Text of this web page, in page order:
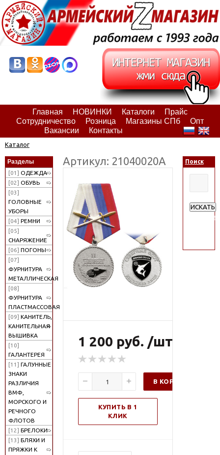
Главная НОВИНКИ Каталоги
Прайс
Сотрудничество
Розница Магазины СПб
Опт
Вакансии
Контакты
Каталог
Разделы
[01] ОДЕЖДА
[02] ОБУВЬ
[03]
ГОЛОВНЫЕ
УБОРЫ
[04] РЕМНИ
[05]
СНАРЯЖЕНИЕ
[06] ПОГОНЫ
[07]
ФУРНИТУРА
МЕТАЛЛИЧЕСКАЯ
[08]
ФУРНИТУРА
ПЛАСТМАССОВАЯ
[09] КАНИТЕЛЬ,
КАНИТЕЛЬНАЯ
ВЫШИВКА
[10]
ГАЛАНТЕРЕЯ
[11] ГАЛУННЫЕ
ЗНАКИ
РАЗЛИЧИЯ
ВМФ,
МОРСКОГО И
РЕЧНОГО
ФЛОТОВ
[12] БРЕЛОКИ
[13] БЛЯХИ И
ПРЯЖКИ К
Артикул: 21040020А
1 200 руб. /шт
В КОРЗИНУ
КУПИТЬ В 1
КЛИК
Поиск
ИСКАТЬ